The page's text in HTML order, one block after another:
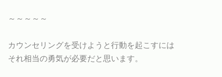
～～～～～
カウンセリングを受けようと行動を起こすには
それ相当の勇気が必要だと思います。